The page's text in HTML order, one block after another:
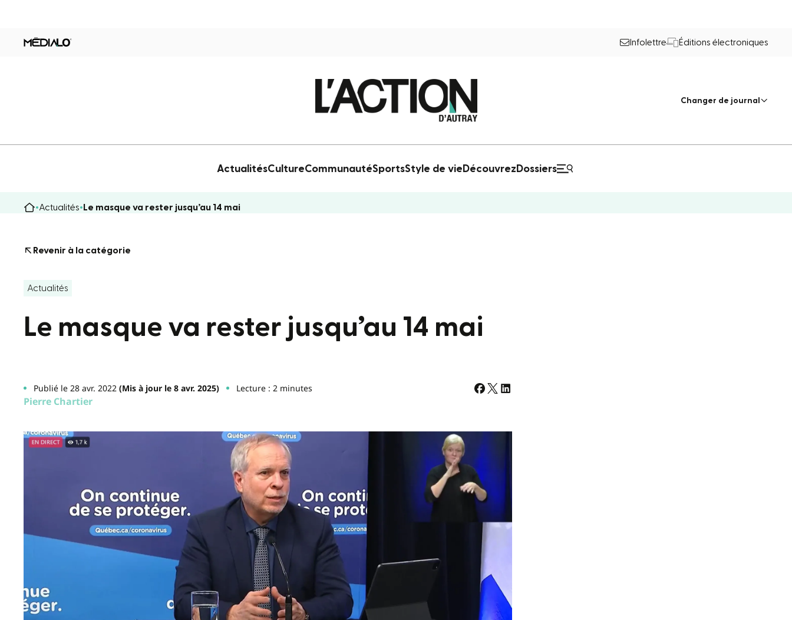
Infolettre Éditions électroniques
Changer de journal
ActualitésCultureCommunautéSportsStyle de vie Découvrez Dossiers
Actualités Le masque va rester jusqu’au 14 mai
Revenir à la catégorie
Actualités
Le masque va rester jusqu’au 14 mai
Publié le 28 avr. 2022 (Mis à jour le 8 avr. 2025) Lecture : 2 minutes
Pierre Chartier